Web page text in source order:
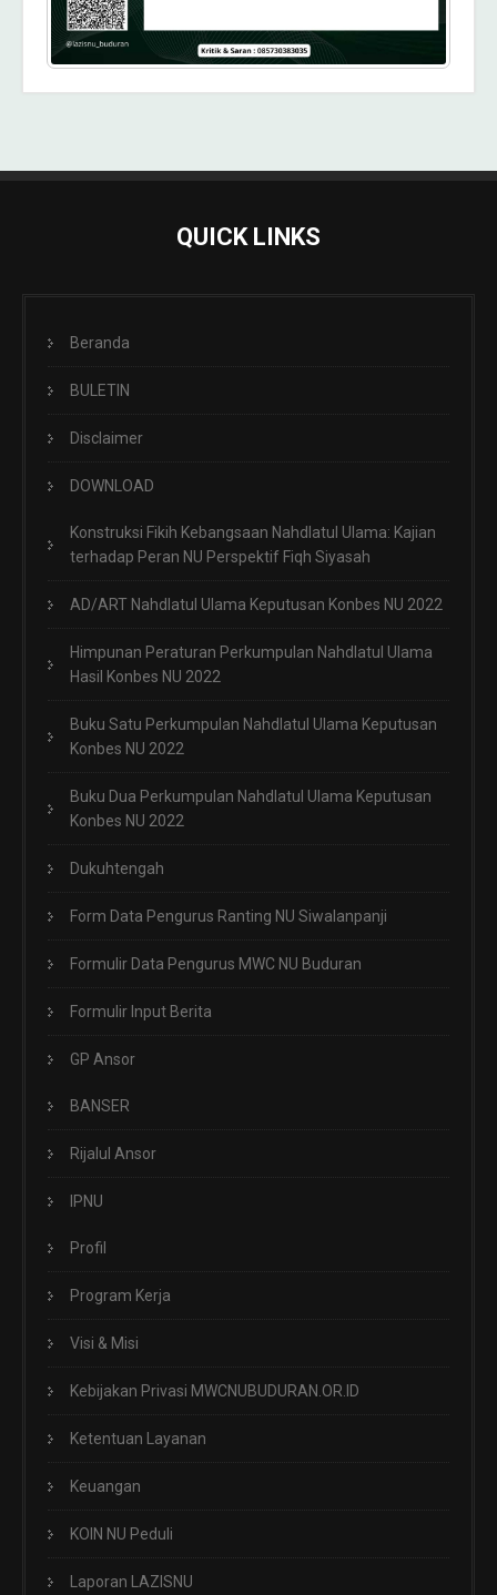
QUICK LINKS
Beranda
BULETIN
Disclaimer
DOWNLOAD
Konstruksi Fikih Kebangsaan Nahdlatul Ulama: Kajian
terhadap Peran NU Perspektif Fiqh Siyasah
AD/ART Nahdlatul Ulama Keputusan Konbes NU 2022
Himpunan Peraturan Perkumpulan Nahdlatul Ulama
Hasil Konbes NU 2022
Buku Satu Perkumpulan Nahdlatul Ulama Keputusan
Konbes NU 2022
Buku Dua Perkumpulan Nahdlatul Ulama Keputusan
Konbes NU 2022
Dukuhtengah
Form Data Pengurus Ranting NU Siwalanpanji
Formulir Data Pengurus MWC NU Buduran
Formulir Input Berita
GP Ansor
BANSER
Rijalul Ansor
IPNU
Profil
Program Kerja
Visi & Misi
Kebijakan Privasi MWCNUBUDURAN.OR.ID
Ketentuan Layanan
Keuangan
KOIN NU Peduli
Laporan LAZISNU